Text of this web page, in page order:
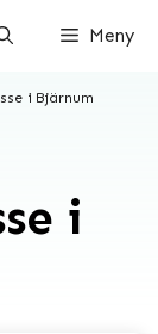
Meny
i Bjärnum
i